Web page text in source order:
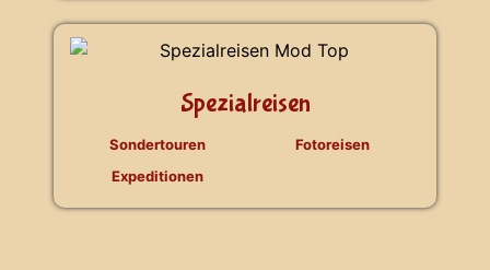
Spezialreisen
Sondertouren
Expeditionen
Fotoreisen